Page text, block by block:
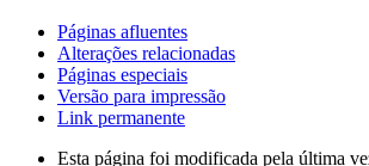
Páginas afluentes
Alterações relacionadas
Páginas especiais
Versão para impressão
Link permanente
Esta página foi modificada pela última